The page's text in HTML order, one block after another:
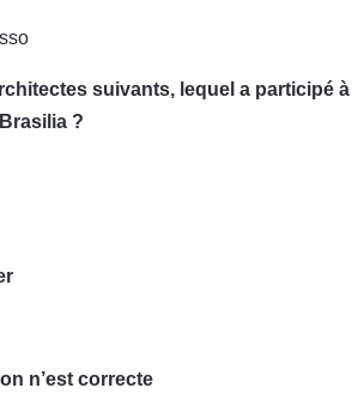
suivants, lequel a participé à
?
n’est correcte